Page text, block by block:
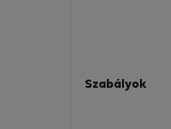
Szabályok